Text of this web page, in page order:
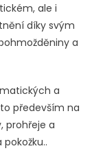
ale i
díky svým
a
a
především na
prohřeje a